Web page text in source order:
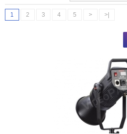
1 2 3 4 5 > >|